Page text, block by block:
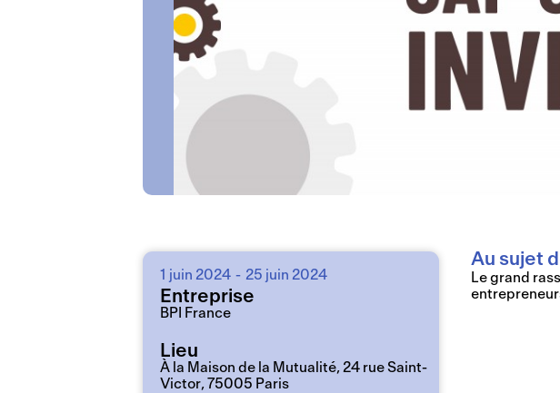
1 juin 2024 - 25 juin 2024
Entreprise
BPI France
Lieu
À la Maison de la Mutualité, 24 rue Saint-
Victor, 75005 Paris
Au sujet
Le grand